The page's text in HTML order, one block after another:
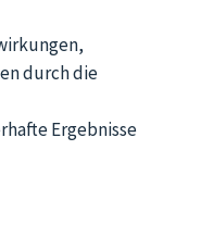
durch die
Ergebnisse